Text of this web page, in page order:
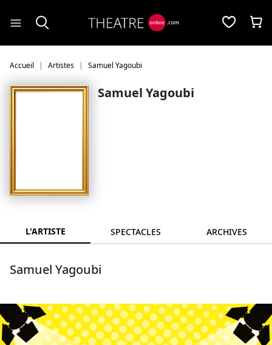
Accueil Artistes Samuel Yagoubi
Samuel Yagoubi
L'ARTISTE SPECTACLES ARCHIVES
Samuel Yagoubi